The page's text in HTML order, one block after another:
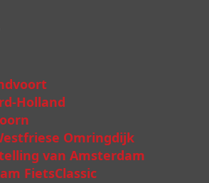
Holland
Omringdijk
van Amsterdam
FietsClassic